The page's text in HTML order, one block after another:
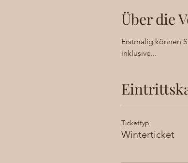
Über die
Erstmalig können
inklusive...
Tickettyp
Winterticket